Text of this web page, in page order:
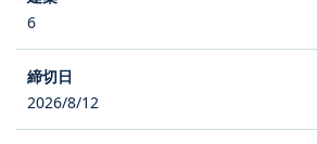
6
2026/8/12